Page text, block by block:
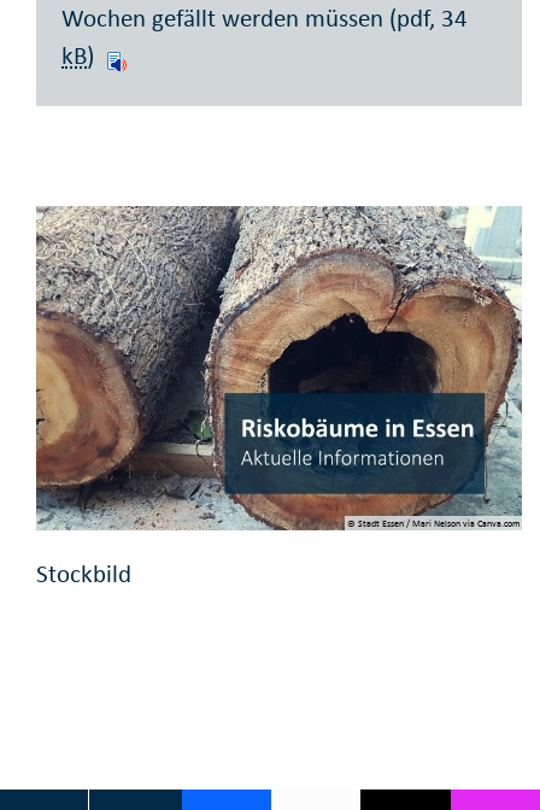
Wochen gefällt werden müssen (pdf, 34
kB)
© Stadt Essen / Mari Nelson via Canva.com
Stockbild